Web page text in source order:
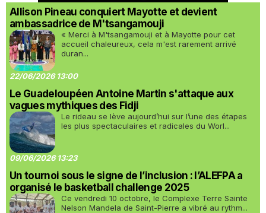
Allison Pineau conquiert Mayotte et devient
ambassadrice de M'tsangamouji
« Merci à M'tsangamouji et à Mayotte pour cet
accueil chaleureux, cela m'est rarement arrivé
duran...
22/06/2026 13:00
Le Guadeloupéen Antoine Martin s'attaque aux
vagues mythiques des Fidji
Le rideau se lève aujourd’hui sur l’une des étapes
les plus spectaculaires et radicales du Worl...
09/06/2026 13:23
Un tournoi sous le signe de l’inclusion : l’ALEFPA a
organisé le basketball challenge 2025
Ce vendredi 10 octobre, le Complexe Terre Sainte
Nelson Mandela de Saint-Pierre a vibré au rythm...